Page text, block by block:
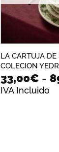
LA CARTUJA
COLECION
33,00€ -
IVA Incluido